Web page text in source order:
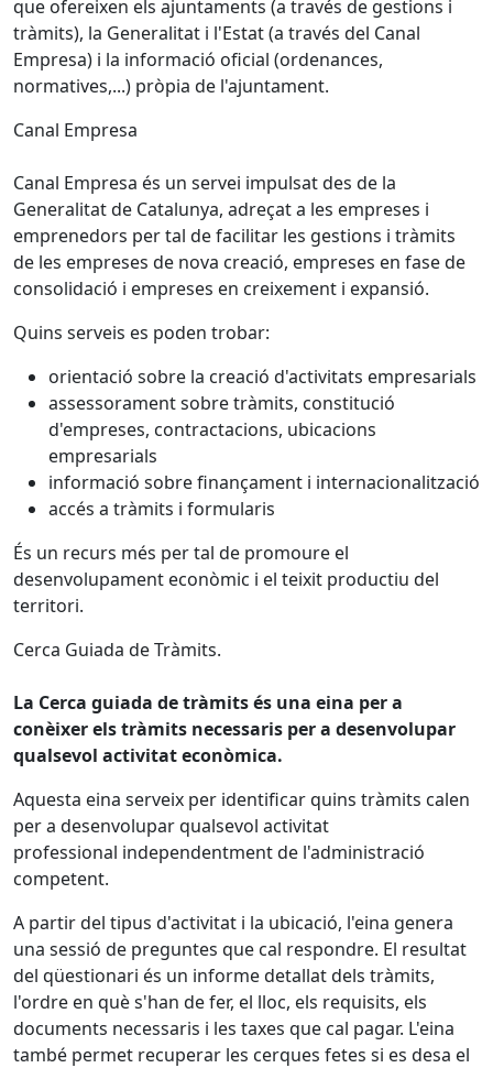
que ofereixen els ajuntaments (a través de gestions i
tràmits), la Generalitat i l'Estat (a través del Canal
Empresa) i la informació oficial (ordenances,
normatives,...) pròpia de l'ajuntament.
Canal Empresa
Canal Empresa és un servei impulsat des de la
Generalitat de Catalunya, adreçat a les empreses i
emprenedors per tal de facilitar les gestions i tràmits
de les empreses de nova creació, empreses en fase de
consolidació i empreses en creixement i expansió.
Quins serveis es poden trobar:
orientació sobre la creació d'activitats empresarials
assessorament sobre tràmits, constitució
d'empreses, contractacions, ubicacions
empresarials
informació sobre finançament i internacionalització
accés a tràmits i formularis
És un recurs més per tal de promoure el
desenvolupament econòmic i el teixit productiu del
territori.
Cerca Guiada de Tràmits.
La Cerca guiada de tràmits és una eina per a
conèixer els tràmits necessaris per a desenvolupar
qualsevol activitat econòmica.
Aquesta eina serveix per identificar quins tràmits calen
per a desenvolupar qualsevol activitat
professional independentment de l'administració
competent.
A partir del tipus d'activitat i la ubicació, l'eina genera
una sessió de preguntes que cal respondre. El resultat
del qüestionari és un informe detallat dels tràmits,
l'ordre en què s'han de fer, el lloc, els requisits, els
documents necessaris i les taxes que cal pagar. L'eina
també permet recuperar les cerques fetes si es desa el